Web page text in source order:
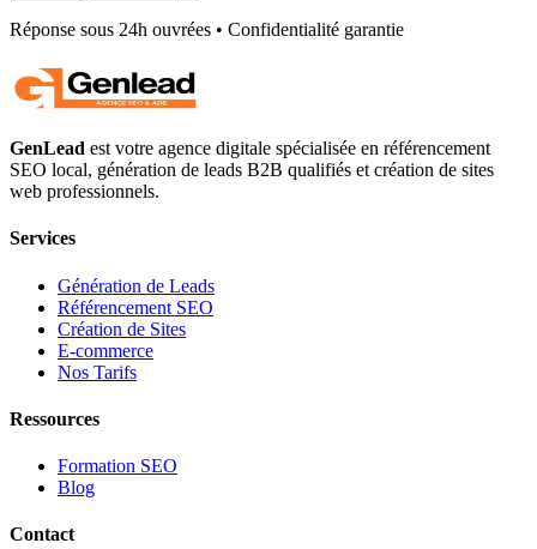
Réponse sous 24h ouvrées • Confidentialité garantie
GenLead est votre agence digitale spécialisée en référencement
SEO local, génération de leads B2B qualifiés et création de sites
web professionnels.
Services
Génération de Leads
Référencement SEO
Création de Sites
E-commerce
Nos Tarifs
Ressources
Formation SEO
Blog
Contact